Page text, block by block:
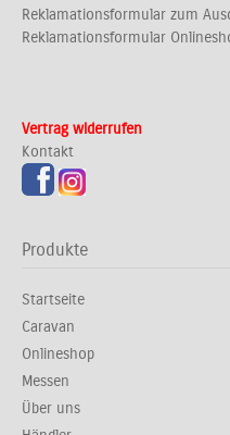
Reklamationsformular zum
Reklamationsformular
Vertrag widerrufen
Kontakt
Produkte
Startseite
Caravan
Onlineshop
Messen
Über uns